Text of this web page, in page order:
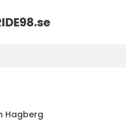
se
Hagberg